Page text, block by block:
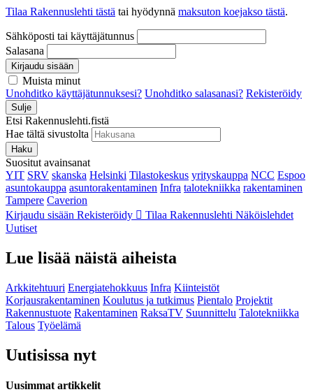
Tilaa Rakennuslehti tästä tai hyödynnä maksuton koejakso tästä.
Sähköposti tai käyttäjätunnus
Salasana
Kirjaudu sisään
Muista minut
Unohditko käyttäjätunnuksesi? Unohditko salasanasi? Rekisteröidy
Sulje
Etsi Rakennuslehti.fistä
Hae tältä sivustolta
Haku
Suositut avainsanat
YIT SRV skanska Helsinki Tilastokeskus yrityskauppa NCC Espoo
asuntokauppa asuntorakentaminen Infra talotekniikka rakentaminen
Tampere Caverion
Kirjaudu sisään Rekisteröidy Tilaa Rakennuslehti Näköislehdet
Uutiset
Lue lisää näistä aiheista
Arkkitehtuuri Energiatehokkuus Infra Kiinteistöt
Korjausrakentaminen Koulutus ja tutkimus Pientalo Projektit
Rakennustuote Rakentaminen RaksaTV Suunnittelu Talotekniikka
Talous Työelämä
Uutisissa nyt
Uusimmat artikkelit